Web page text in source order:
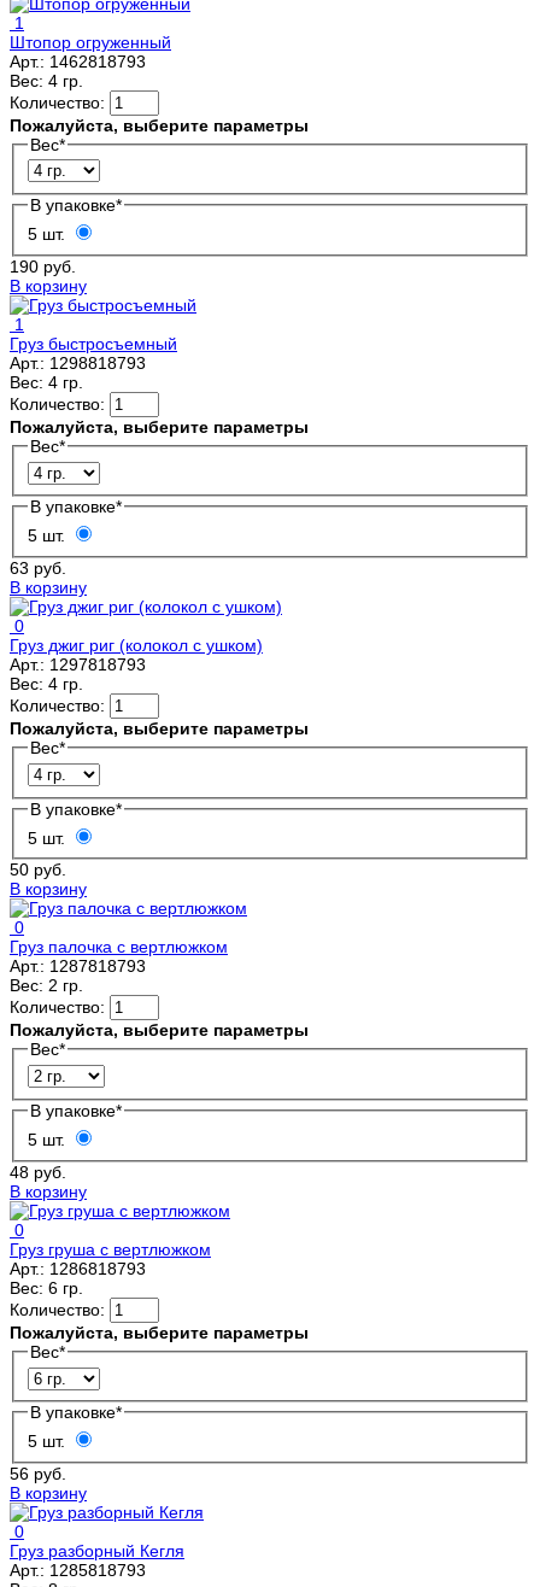
1
Штопор огруженный
Арт.: 1462818793
Вес: 4 гр.
Количество:
Пожалуйста, выберите параметры
Вес*
В упаковке*
5 шт.
190 руб.
В корзину
1
Груз быстросъемный
Арт.: 1298818793
Вес: 4 гр.
Количество:
Пожалуйста, выберите параметры
Вес*
В упаковке*
5 шт.
63 руб.
В корзину
0
Груз джиг риг (колокол с ушком)
Арт.: 1297818793
Вес: 4 гр.
Количество:
Пожалуйста, выберите параметры
Вес*
В упаковке*
5 шт.
50 руб.
В корзину
0
Груз палочка с вертлюжком
Арт.: 1287818793
Вес: 2 гр.
Количество:
Пожалуйста, выберите параметры
Вес*
В упаковке*
5 шт.
48 руб.
В корзину
0
Груз груша с вертлюжком
Арт.: 1286818793
Вес: 6 гр.
Количество:
Пожалуйста, выберите параметры
Вес*
В упаковке*
5 шт.
56 руб.
В корзину
0
Груз разборный Кегля
Арт.: 1285818793